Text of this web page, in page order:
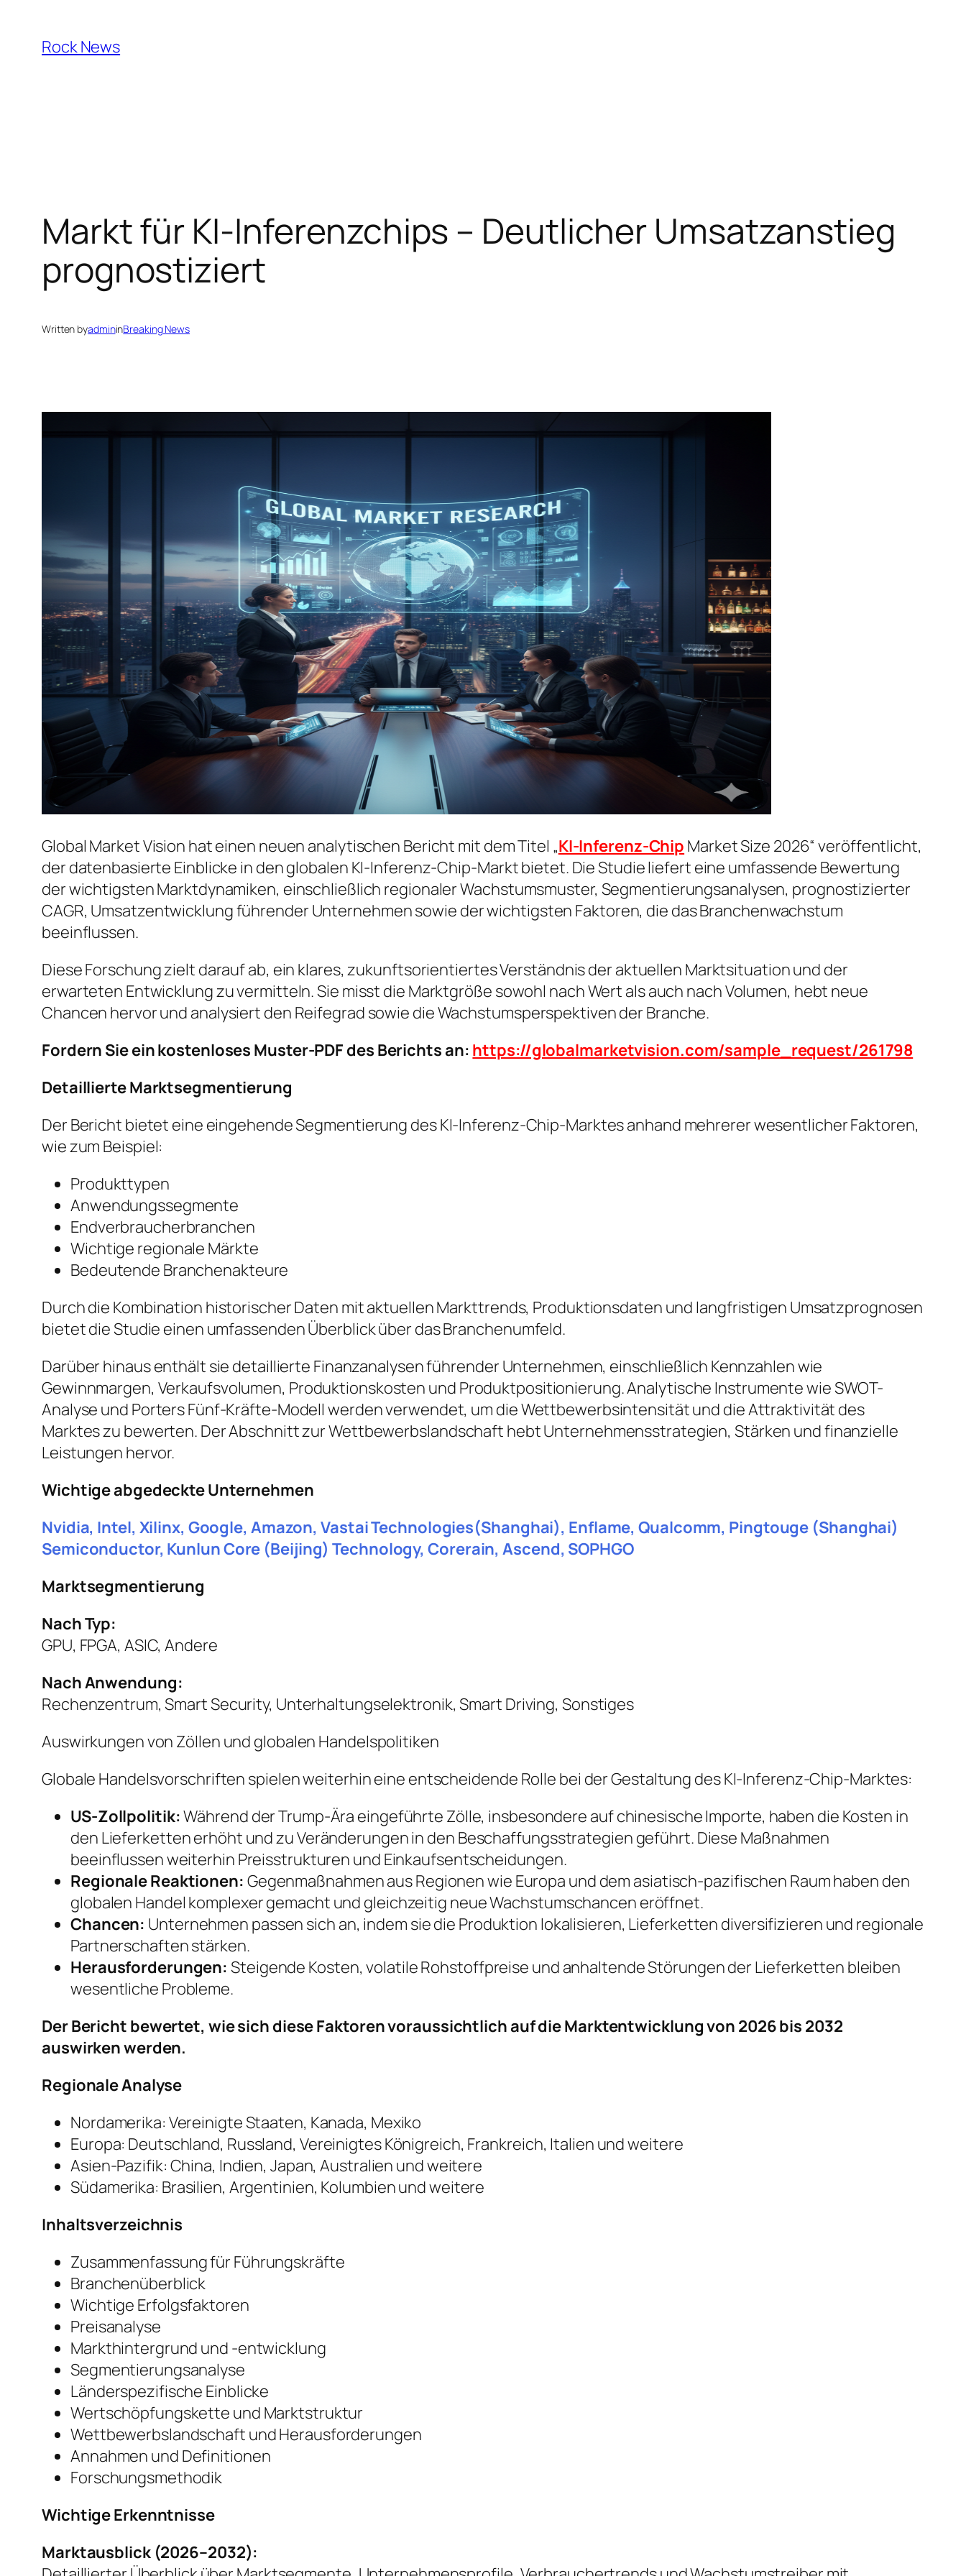
content
Rock News
Markt für KI-Inferenzchips – Deutlicher Umsatzanstieg
prognostiziert
Written byadmininBreaking News
Global Market Vision hat einen neuen analytischen Bericht mit dem Titel „KI-Inferenz-Chip Market Size 2026“ veröffentlicht,
der datenbasierte Einblicke in den globalen KI-Inferenz-Chip-Markt bietet. Die Studie liefert eine umfassende Bewertung
der wichtigsten Marktdynamiken, einschließlich regionaler Wachstumsmuster, Segmentierungsanalysen, prognostizierter
CAGR, Umsatzentwicklung führender Unternehmen sowie der wichtigsten Faktoren, die das Branchenwachstum
beeinflussen.
Diese Forschung zielt darauf ab, ein klares, zukunftsorientiertes Verständnis der aktuellen Marktsituation und der
erwarteten Entwicklung zu vermitteln. Sie misst die Marktgröße sowohl nach Wert als auch nach Volumen, hebt neue
Chancen hervor und analysiert den Reifegrad sowie die Wachstumsperspektiven der Branche.
Fordern Sie ein kostenloses Muster-PDF des Berichts an: https://globalmarketvision.com/sample_request/261798
Detaillierte Marktsegmentierung
Der Bericht bietet eine eingehende Segmentierung des KI-Inferenz-Chip-Marktes anhand mehrerer wesentlicher Faktoren,
wie zum Beispiel:
Produkttypen
Anwendungssegmente
Endverbraucherbranchen
Wichtige regionale Märkte
Bedeutende Branchenakteure
Durch die Kombination historischer Daten mit aktuellen Markttrends, Produktionsdaten und langfristigen Umsatzprognosen
bietet die Studie einen umfassenden Überblick über das Branchenumfeld.
Darüber hinaus enthält sie detaillierte Finanzanalysen führender Unternehmen, einschließlich Kennzahlen wie
Gewinnmargen, Verkaufsvolumen, Produktionskosten und Produktpositionierung. Analytische Instrumente wie SWOT-
Analyse und Porters Fünf-Kräfte-Modell werden verwendet, um die Wettbewerbsintensität und die Attraktivität des
Marktes zu bewerten. Der Abschnitt zur Wettbewerbslandschaft hebt Unternehmensstrategien, Stärken und finanzielle
Leistungen hervor.
Wichtige abgedeckte Unternehmen
Nvidia, Intel, Xilinx, Google, Amazon, Vastai Technologies(Shanghai), Enflame, Qualcomm, Pingtouge (Shanghai)
Semiconductor, Kunlun Core (Beijing) Technology, Corerain, Ascend, SOPHGO
Marktsegmentierung
Nach Typ:
GPU, FPGA, ASIC, Andere
Nach Anwendung:
Rechenzentrum, Smart Security, Unterhaltungselektronik, Smart Driving, Sonstiges
Auswirkungen von Zöllen und globalen Handelspolitiken
Globale Handelsvorschriften spielen weiterhin eine entscheidende Rolle bei der Gestaltung des KI-Inferenz-Chip-Marktes:
US-Zollpolitik:Während der Trump-Ära eingeführte Zölle, insbesondere auf chinesische Importe, haben die Kosten in
den Lieferketten erhöht und zu Veränderungen in den Beschaffungsstrategien geführt. Diese Maßnahmen
beeinflussen weiterhin Preisstrukturen und Einkaufsentscheidungen.
Regionale Reaktionen: Gegenmaßnahmen aus Regionen wie Europa und dem asiatisch-pazifischen Raum haben den
globalen Handel komplexer gemacht und gleichzeitig neue Wachstumschancen eröffnet.
Chancen: Unternehmen passen sich an, indem sie die Produktion lokalisieren, Lieferketten diversifizieren und regionale
Partnerschaften stärken.
Herausforderungen: Steigende Kosten, volatile Rohstoffpreise und anhaltende Störungen der Lieferketten bleiben
wesentliche Probleme.
Der Bericht bewertet, wie sich diese Faktoren voraussichtlich auf die Marktentwicklung von 2026 bis 2032
auswirken werden.
Regionale Analyse
Nordamerika: Vereinigte Staaten, Kanada, Mexiko
Europa: Deutschland, Russland, Vereinigtes Königreich, Frankreich, Italien und weitere
Asien-Pazifik: China, Indien, Japan, Australien und weitere
Südamerika: Brasilien, Argentinien, Kolumbien und weitere
Inhaltsverzeichnis
Zusammenfassung für Führungskräfte
Branchenüberblick
Wichtige Erfolgsfaktoren
Preisanalyse
Markthintergrund und -entwicklung
Segmentierungsanalyse
Länderspezifische Einblicke
Wertschöpfungskette und Marktstruktur
Wettbewerbslandschaft und Herausforderungen
Annahmen und Definitionen
Forschungsmethodik
Wichtige Erkenntnisse
Marktausblick (2026–2032):